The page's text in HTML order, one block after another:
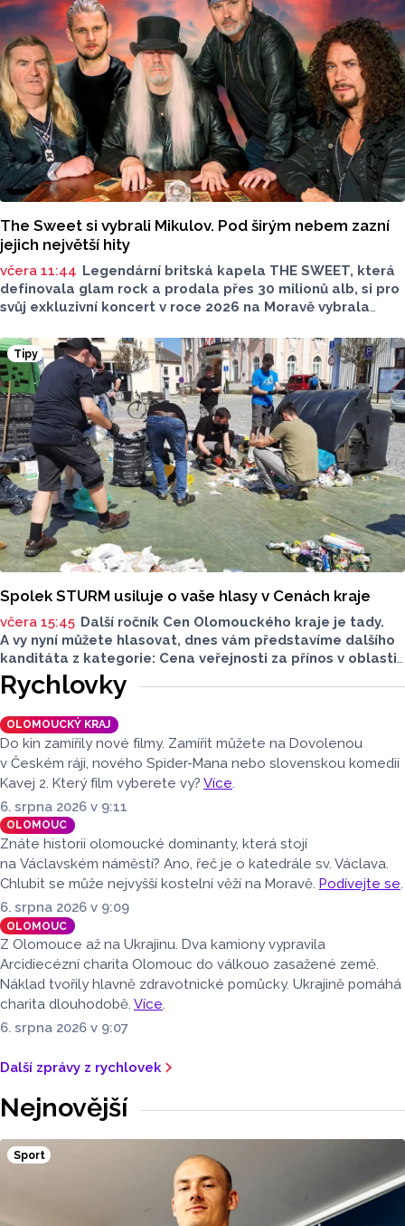
The Sweet si vybrali Mikulov. Pod širým nebem zazní
jejich největší hity
včera 11:44 Legendární britská kapela THE SWEET, která
definovala glam rock a prodala přes 30 milionů alb, si pro
svůj exkluzivní koncert v roce 2026 na Moravě vybrala
v malebném Amfiteátru Mikulov.
Tipy
Spolek STURM usiluje o vaše hlasy v Cenách kraje
včera 15:45 Další ročník Cen Olomouckého kraje je tady.
A vy nyní můžete hlasovat, dnes vám představíme dalšího
kanditáta z kategorie: Cena veřejnosti za přínos v oblasti
životního prostředí. Toto je Spolek STURM, nominován
v kategorii: Významný počin v ochraně životního prostředí -
právnická osoba.
Rychlovky
OLOMOUCKÝ KRAJ
Do kin zamířily nové filmy. Zamířit můžete na Dovolenou
v Českém ráji, nového Spider-Mana nebo slovenskou komedii
Kavej 2. Který film vyberete vy? Více.
6. srpna 2026 v 9:11
OLOMOUC
Znáte historii olomoucké dominanty, která stojí
na Václavském náměstí? Ano, řeč je o katedrále sv. Václava.
Chlubit se může nejvyšší kostelní věží na Moravě. Podívejte se.
6. srpna 2026 v 9:09
OLOMOUC
Z Olomouce až na Ukrajinu. Dva kamiony vypravila
Arcidiecézní charita Olomouc do válkouo zasažené země.
Náklad tvořily hlavně zdravotnické pomůcky. Ukrajině pomáhá
charita dlouhodobě. Více.
6. srpna 2026 v 9:07
Další zprávy z rychlovek
Nejnovější
Sport